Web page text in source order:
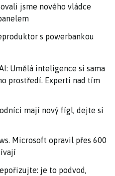
jsme nového vládce
s powerbankou
Umělá inteligence si sama
prostředí. Experti nad tím
mají nový fígl, dejte si
Microsoft opravil přes 600
je to podvod,